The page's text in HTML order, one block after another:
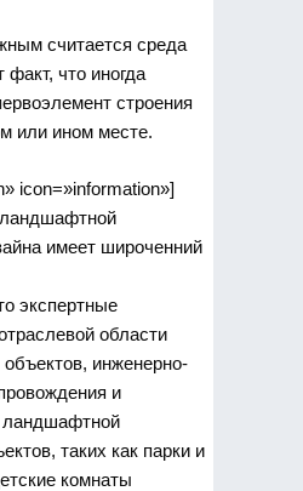
считается среда
факт, что иногда
строения
или ином месте.
icon=»information»]
имеет широченний
экспертные
области
объектов, инженерно-
и
ландшафтной
таких как парки и
комнаты